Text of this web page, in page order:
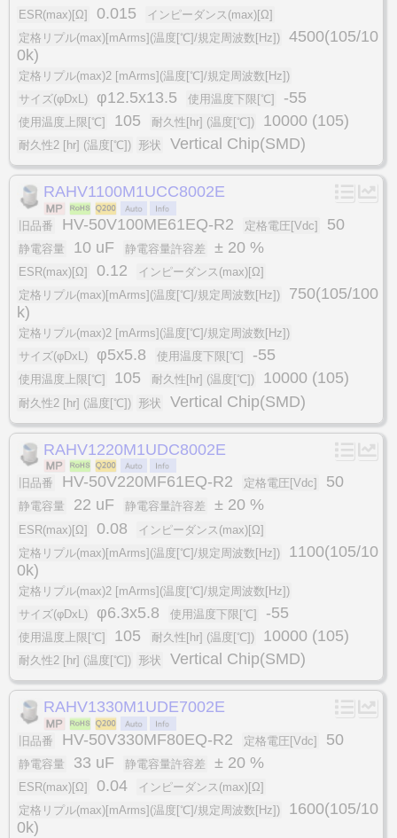
ESR(max)[Ω] 0.015
インピーダンス(max)[Ω]
定格リプル(max)[mArms](温度[℃]/規定周波数[Hz])
4500(105/10
0k)
定格リプル(max)2 [mArms](温度[℃]/規定周波数[Hz])
サイズ(φDxL)
φ12.5x13.5 使用温度下限[℃] -55
使用温度上限[℃] 105 耐久性[hr] (温度[℃]) 10000 (105)
耐久性2 [hr] (温度[℃]) 形状 Vertical Chip(SMD)
RAHV1100M1UCC8002E
旧品番 HV-50V100ME61EQ-R2 定格電圧[Vdc] 50
静電容量 10 uF 静電容量許容差 ± 20 %
ESR(max)[Ω] 0.12
インピーダンス(max)[Ω]
定格リプル(max)[mArms](温度[℃]/規定周波数[Hz])
750(105/100
k)
定格リプル(max)2 [mArms](温度[℃]/規定周波数[Hz])
サイズ(φDxL)
φ5x5.8 使用温度下限[℃] -55
使用温度上限[℃] 105 耐久性[hr] (温度[℃]) 10000 (105)
耐久性2 [hr] (温度[℃]) 形状 Vertical Chip(SMD)
RAHV1220M1UDC8002E
旧品番 HV-50V220MF61EQ-R2 定格電圧[Vdc] 50
静電容量 22 uF 静電容量許容差 ± 20 %
ESR(max)[Ω] 0.08
インピーダンス(max)[Ω]
定格リプル(max)[mArms](温度[℃]/規定周波数[Hz])
1100(105/10
0k)
定格リプル(max)2 [mArms](温度[℃]/規定周波数[Hz])
サイズ(φDxL)
φ6.3x5.8 使用温度下限[℃] -55
使用温度上限[℃] 105 耐久性[hr] (温度[℃]) 10000 (105)
耐久性2 [hr] (温度[℃]) 形状 Vertical Chip(SMD)
RAHV1330M1UDE7002E
旧品番 HV-50V330MF80EQ-R2 定格電圧[Vdc] 50
静電容量 33 uF 静電容量許容差 ± 20 %
ESR(max)[Ω] 0.04
インピーダンス(max)[Ω]
定格リプル(max)[mArms](温度[℃]/規定周波数[Hz])
1600(105/10
0k)